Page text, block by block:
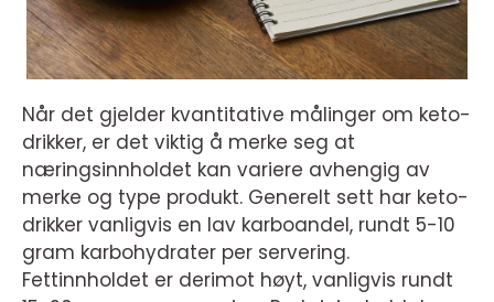
Når det gjelder kvantitative målinger om keto-
drikker, er det viktig å merke seg at
næringsinnholdet kan variere avhengig av
merke og type produkt. Generelt sett har keto-
drikker vanligvis en lav karboandel, rundt 5-10
gram karbohydrater per servering.
Fettinnholdet er derimot høyt, vanligvis rundt